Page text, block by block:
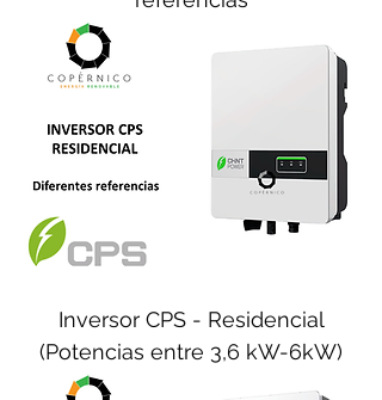
Inversor CPS - Residencial
(Potencias entre 3,6 kW-6kW)